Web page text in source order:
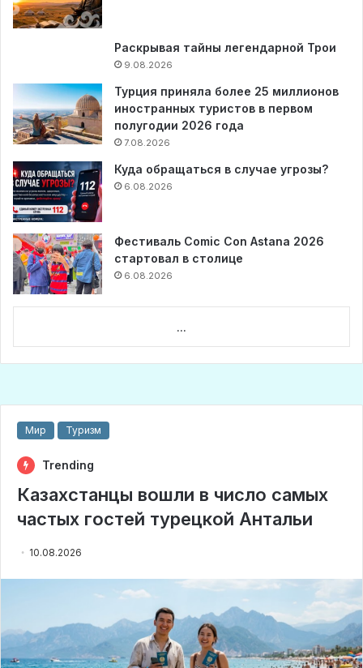
Раскрывая тайны легендарной Трои
9.08.2026
Турция приняла более 25 миллионов
иностранных туристов в первом
полугодии 2026 года
7.08.2026
Куда обращаться в случае угрозы?
6.08.2026
Фестиваль Comic Con Astana 2026
стартовал в столице
6.08.2026
...